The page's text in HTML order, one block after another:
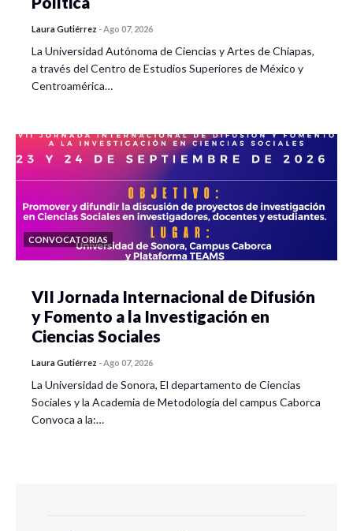
Laura Gutiérrez -Ago 07, 2026
La Universidad Autónoma de Ciencias y Artes de Chiapas,
a través del Centro de Estudios Superiores de México y
Centroamérica…
CONVOCATORIAS
VII Jornada Internacional de Difusión
y Fomento a la Investigación en
Ciencias Sociales
Laura Gutiérrez -Ago 07, 2026
La Universidad de Sonora, El departamento de Ciencias
Sociales y la Academia de Metodología del campus Caborca
Convoca a la:…